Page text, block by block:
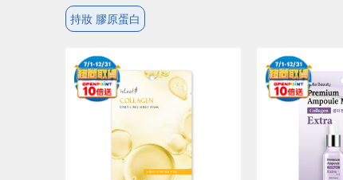
持妝 膠原蛋白